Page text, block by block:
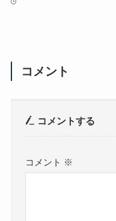
コメント
コメントする
コメント ※